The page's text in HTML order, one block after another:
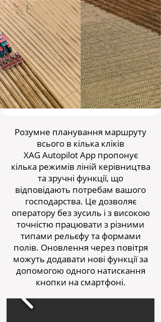
Розумне планування маршруту
всього в кілька кліків
XAG Autopilot App пропонує
кілька режимів ліній керівництва
та зручні функції, що
відповідають потребам вашого
господарства. Це дозволяє
оператору без зусиль і з високою
точністю працювати з різними
типами рельєфу та формами
полів. Оновлення через повітря
можуть додавати нові функції за
допомогою одного натискання
кнопки на смартфоні.